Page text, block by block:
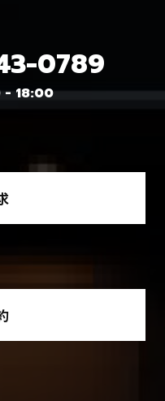
0789
- 18:00